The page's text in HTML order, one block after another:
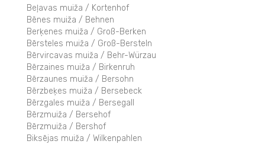
Beļavas muiža / Kortenhof
Bēnes muiža / Behnen
Berķenes muiža / Groß-Berken
Bērsteles muiža / Groß-Bersteln
Bērvircavas muiža / Behr-Würzau
Bērzaines muiža / Birkenruh
Bērzaunes muiža / Bersohn
Bērzbeķes muiža / Bersebeck
Bērzgales muiža / Bersegall
Bērzmuiža / Bersehof
Bērzmuiža / Bershof
Biksējas muiža / Wilkenpahlen